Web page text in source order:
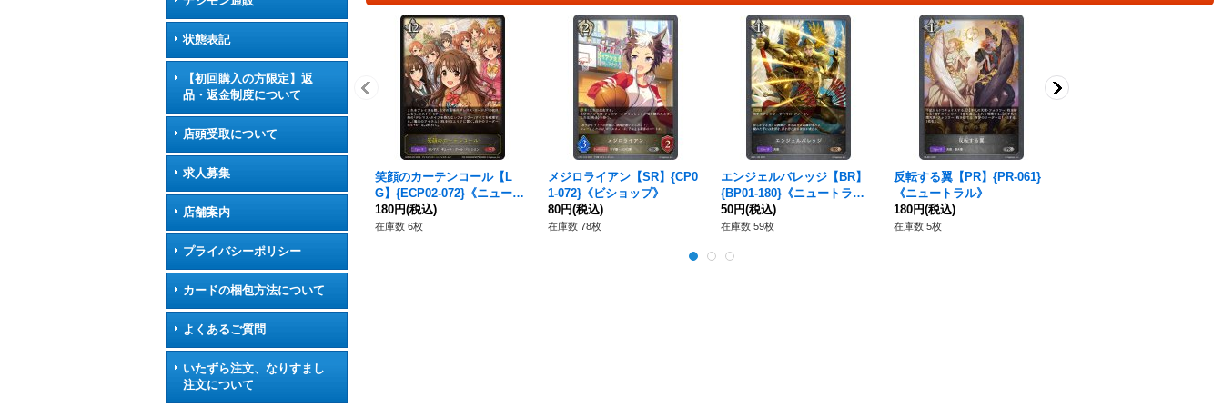
状態表記
【初回購入の方限定】返
品・返金制度について
店頭受取について
求人募集
店舗案内
プライバシーポリシー
カードの梱包方法について
よくあるご質問
いたずら注文、なりすまし
注文について
笑顔のカーテンコール【L
G】{ECP02-072}《ニュート
ラル》
180円(税込)
在庫数 6枚
メジロライアン【SR】{CP0
1-072}《ビショップ》
80円(税込)
在庫数 78枚
エンジェルバレッジ【BR】
{BP01-180}《ニュートラ
ル》
50円(税込)
在庫数 59枚
反転する翼【PR】{PR-061}
《ニュートラル》
180円(税込)
在庫数 5枚